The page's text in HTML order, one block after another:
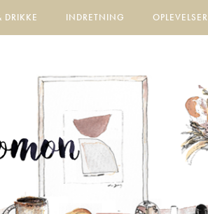
DRIKKE INDRETNING OPLEVELSER